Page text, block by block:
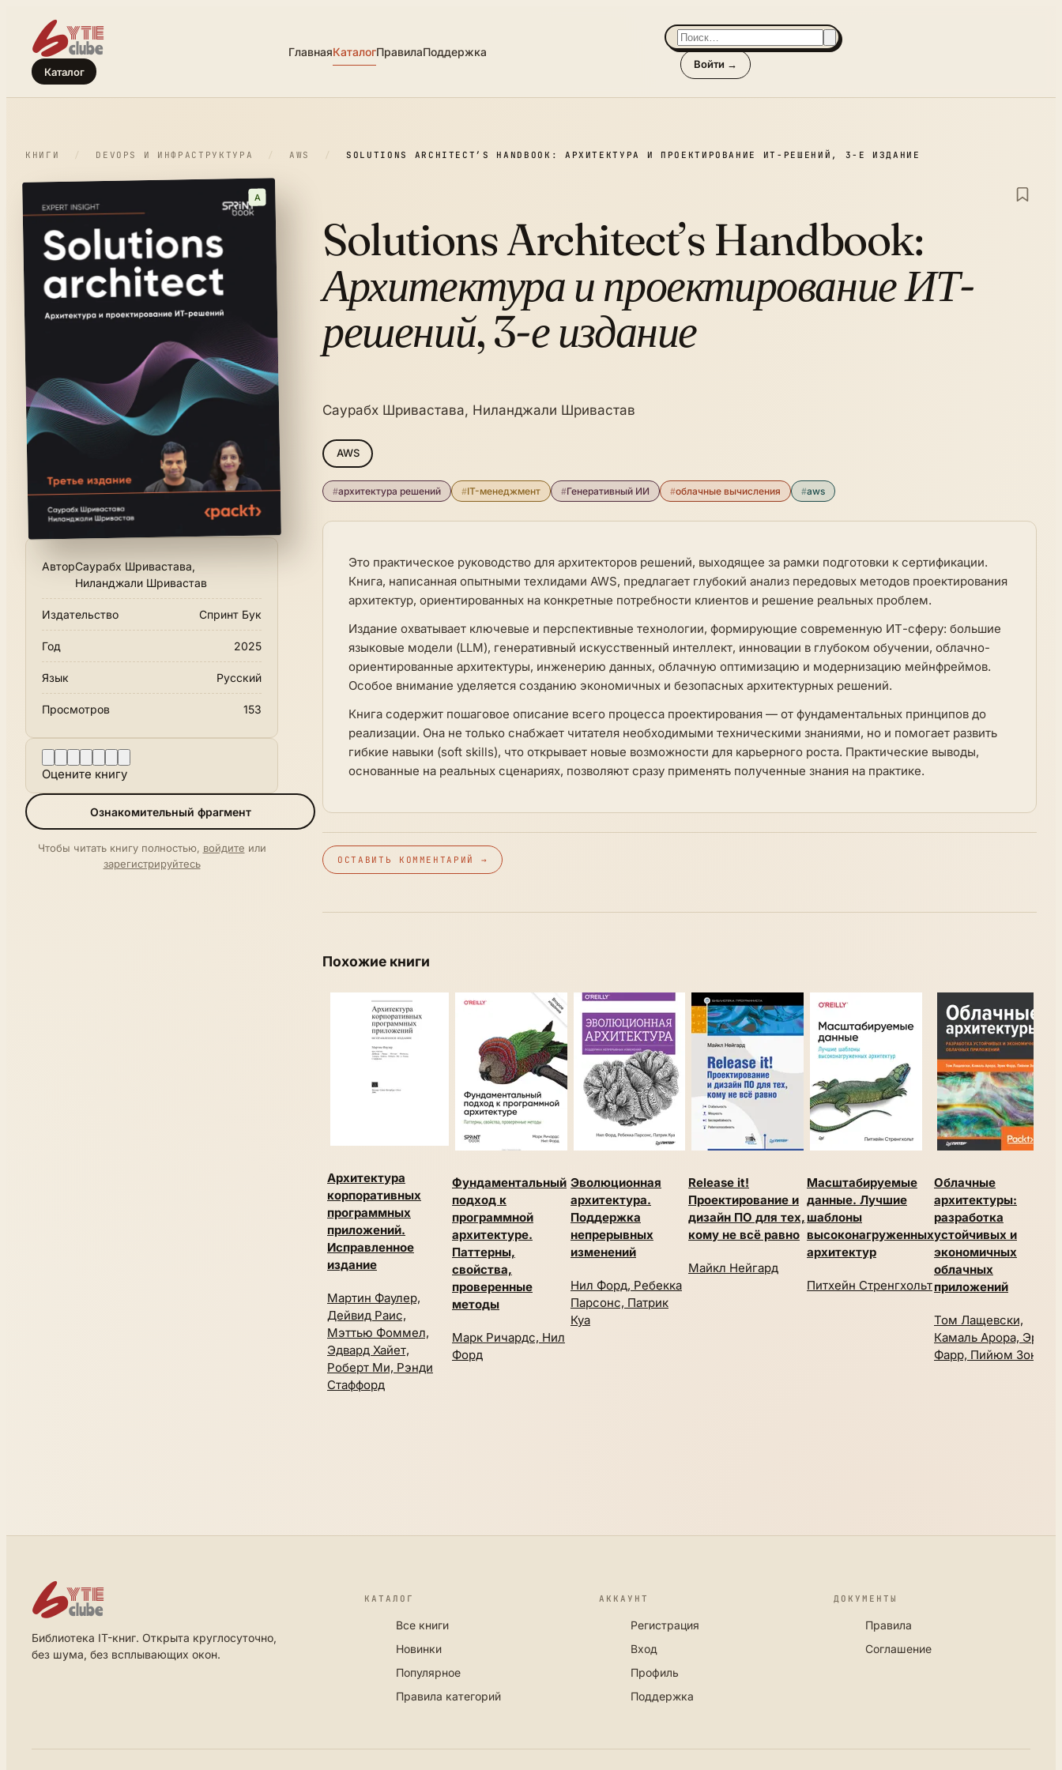
Каталог
ГлавнаяКаталогПравилаПоддержка
Войти →
КНИГИ / DEVOPS И ИНФРАСТРУКТУРА / AWS / SOLUTIONS ARCHITECT’S HANDBOOK: АРХИТЕКТУРА И ПРОЕКТИРОВАНИЕ ИТ-РЕШЕНИЙ, 3-Е ИЗДАНИЕ
A
АвторСаурабх Шривастава,
Ниланджали Шривастав
Издательство Спринт Бук
Год 2025
Язык Русский
Просмотров 153
Оцените книгу
Ознакомительный фрагмент
Чтобы читать книгу полностью, войдите или
зарегистрируйтесь
Solutions Architect’s Handbook:
Архитектура и проектирование ИТ-
решений, 3-е издание
Саурабх Шривастава, Ниланджали Шривастав
AWS
#архитектура решений #IT-менеджмент #Генеративный ИИ #облачные вычисления #aws
Это практическое руководство для архитекторов решений, выходящее за рамки подготовки к сертификации.
Книга, написанная опытными техлидами AWS, предлагает глубокий анализ передовых методов проектирования
архитектур, ориентированных на конкретные потребности клиентов и решение реальных проблем.
Издание охватывает ключевые и перспективные технологии, формирующие современную ИТ-сферу: большие
языковые модели (LLM), генеративный искусственный интеллект, инновации в глубоком обучении, облачно-
ориентированные архитектуры, инженерию данных, облачную оптимизацию и модернизацию мейнфреймов.
Особое внимание уделяется созданию экономичных и безопасных архитектурных решений.
Книга содержит пошаговое описание всего процесса проектирования — от фундаментальных принципов до
реализации. Она не только снабжает читателя необходимыми техническими знаниями, но и помогает развить
гибкие навыки (soft skills), что открывает новые возможности для карьерного роста. Практические выводы,
основанные на реальных сценариях, позволяют сразу применять полученные знания на практике.
ОСТАВИТЬ КОММЕНТАРИЙ →
Похожие книги
Архитектура
корпоративных
программных
приложений.
Исправленное
издание
Мартин Фаулер,
Дейвид Раис,
Мэттью Фоммел,
Эдвард Хайет,
Роберт Ми, Рэнди
Стаффорд
Фундаментальный
подход к
программной
архитектуре.
Паттерны,
свойства,
проверенные
методы
Марк Ричардс, Нил
Форд
Эволюционная
архитектура.
Поддержка
непрерывных
изменений
Нил Форд, Ребекка
Парсонс, Патрик
Куа
Release it!
Проектирование и
дизайн ПО для тех,
кому не всё равно
Майкл Нейгард
Масштабируемые
данные. Лучшие
шаблоны
высоконагруженных
архитектур
Питхейн Стренгхольт
Облачные
архитектуры:
разработка
устойчивых и
экономичных
облачных
приложений
Том Лащевски,
Камаль Арора, Эрик
Фарр, Пийюм Зонуз
Библиотека IT-книг. Открыта круглосуточно,
без шума, без всплывающих окон.
КАТАЛОГ
Все книги
Новинки
Популярное
Правила категорий
АККАУНТ
Регистрация
Вход
Профиль
Поддержка
ДОКУМЕНТЫ
Правила
Соглашение